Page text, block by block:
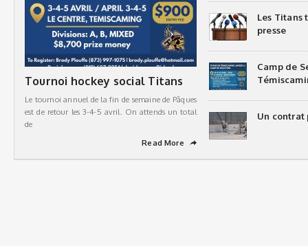
Tournoi hockey social Titans
Le tournoi annuel de la fin de semaine de Pâques
est de retour les 3-4-5 avril. On attends un total
de
Read More
➦
Les Titans
presse
Camp de
Un contrat